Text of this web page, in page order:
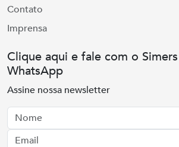
Contato
Imprensa
Clique aqui e fale com o
WhatsApp
Assine nossa newsletter
Nome
Email